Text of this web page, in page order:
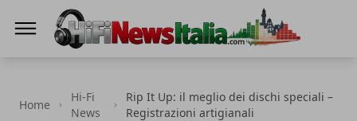
Home
Hi-Fi
News
Rip It Up: il meglio dei dischi speciali –
Registrazioni artigianali